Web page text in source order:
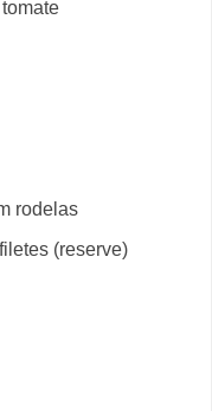
rodelas
(reserve)